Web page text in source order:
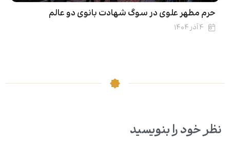
حرم مطهر علوی در سوگ شهادت بانوی دو عالم
۴ آذر ۱۴۰۴
نظر خود را بنویسید